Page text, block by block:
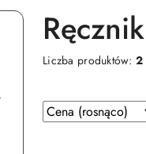
Liczba produktów:2
Zastosowano
sortowanie:
Sortuj
według